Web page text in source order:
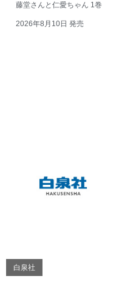
藤堂さんと仁愛ちゃん 1巻
2026年8月10日 発売
白泉社